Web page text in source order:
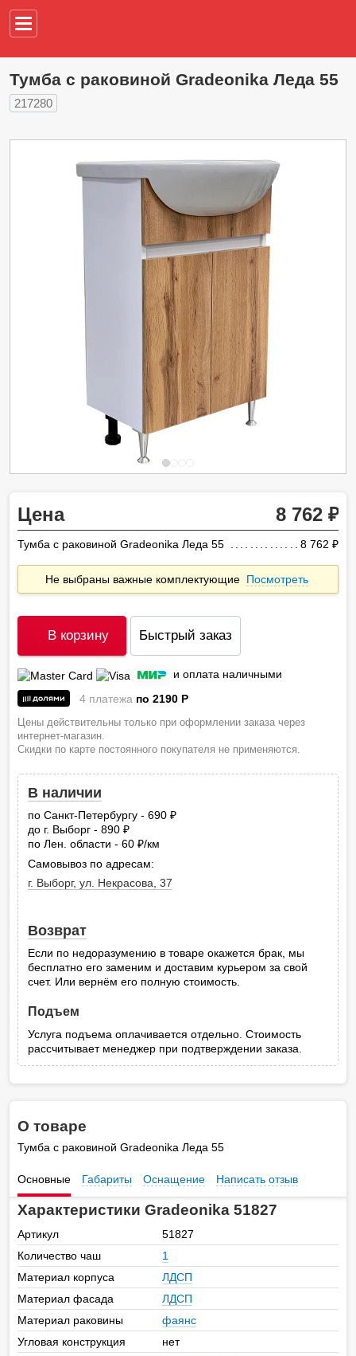
Тумба с раковиной Gradeonika Леда 55
217280
Цена 8 762
Тумба с раковиной Gradeonika Леда 55 8 762
Не выбраны важные комплектующие Посмотреть
В корзину Быстрый заказ
и оплата наличными
4 платежа по 2190 P
Цены действительны только при оформлении заказа через
интернет-магазин.
Скидки по карте постоянного покупателя не применяются.
В наличии
по Санкт-Петербургу - 690
до г. Выборг - 890
по Лен. области - 60
руб.
/км
Самовывоз по адресам:
г. Выборг, ул. Некрасова, 37
Возврат
Если по недоразумению в товаре окажется брак, мы
бесплатно его заменим и доставим курьером за свой
счет. Или вернём его полную стоимость.
Подъем
Услуга подъема оплачивается отдельно. Стоимость
рассчитывает менеджер при подтверждении заказа.
О товаре
Тумба с раковиной Gradeonika Леда 55
Основные Габариты Оснащение Написать отзыв
Характеристики Gradeonika 51827
Артикул
51827
Количество чаш
1
Материал корпуса
ЛДСП
Материал фасада
ЛДСП
Материал раковины
фаянс
Угловая конструкция
нет